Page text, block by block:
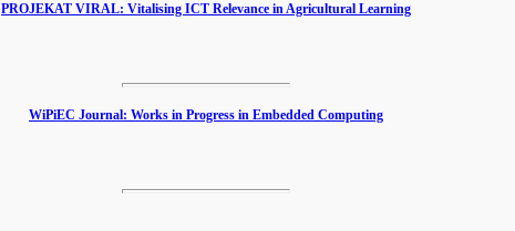
PROJEKAT VIRAL: Vitalising ICT Relevance in Agricultural Learning
WiPiEC Journal: Works in Progress in Embedded Computing